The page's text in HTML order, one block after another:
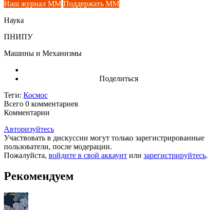
Наш журнал ММ Поддержать ММ
Наука
ПНИПУ
Машины и Механизмы
Поделиться
Теги: Космос
Всего 0 комментариев
Комментарии
Авторизуйтесь
Участвовать в дискуссии могут только зарегистрированные
пользователи, после модерации.
Пожалуйста, войдите в свой аккаунт или зарегистрируйтесь.
Рекомендуем